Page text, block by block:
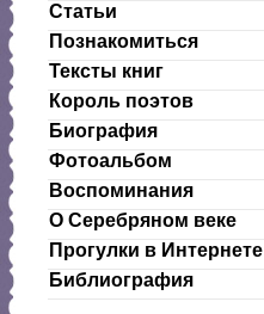
Статьи
Познакомиться
Тексты книг
Король поэтов
Биография
Фотоальбом
Воспоминания
О Серебряном веке
Прогулки в Интернете
Библиография